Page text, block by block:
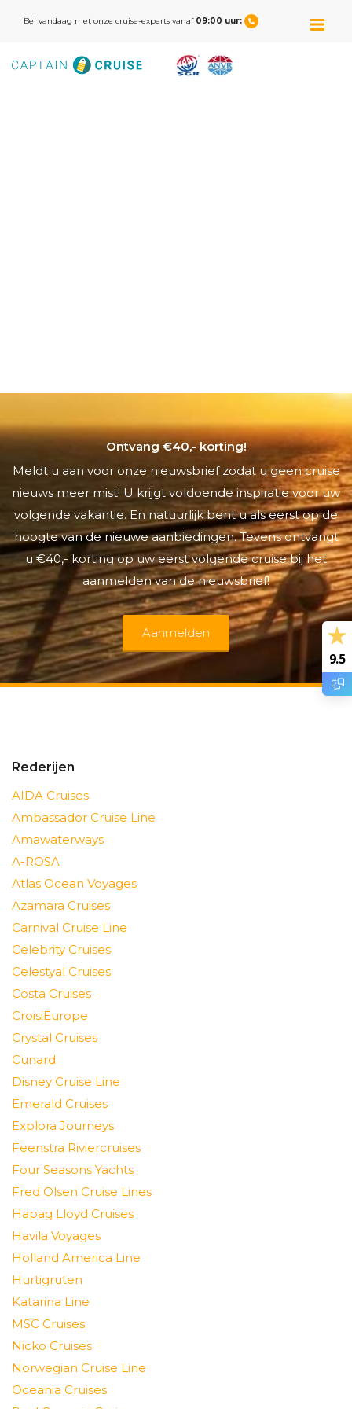
Bel vandaag met onze cruise-experts vanaf 09:00 uur:
9.5
Ontvang €40,- korting!
Meldt u aan voor onze nieuwsbrief zodat u geen cruise
nieuws meer mist! U krijgt voldoende inspiratie voor uw
volgende vakantie. En natuurlijk bent u als eerst op de
hoogte van de nieuwe aanbiedingen. Tevens ontvangt
u €40,- korting op uw eerst volgende cruise bij het
aanmelden van de nieuwsbrief!
Aanmelden
Rederijen
AIDA Cruises
Ambassador Cruise Line
Amawaterways
A-ROSA
Atlas Ocean Voyages
Azamara Cruises
Carnival Cruise Line
Celebrity Cruises
Celestyal Cruises
Costa Cruises
CroisiEurope
Crystal Cruises
Cunard
Disney Cruise Line
Emerald Cruises
Explora Journeys
Feenstra Riviercruises
Four Seasons Yachts
Fred Olsen Cruise Lines
Hapag Lloyd Cruises
Havila Voyages
Holland America Line
Hurtigruten
Katarina Line
MSC Cruises
Nicko Cruises
Norwegian Cruise Line
Oceania Cruises